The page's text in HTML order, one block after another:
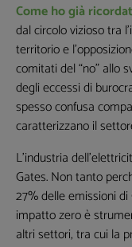
Come ho già
dal circolo vizioso tra
territorio e
comitati del “no” allo
degli eccessi di
spesso confusa
caratterizzano il
L’industria
Gates. Non tanto
27% delle emissioni di
impatto zero è
altri settori, tra cui la
Non inviamo
privacy